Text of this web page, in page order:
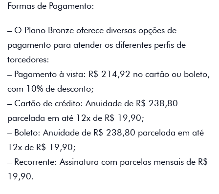
Formas de Pagamento:
– O Plano Bronze oferece diversas opções de
pagamento para atender os diferentes perfis de
torcedores:
– Pagamento à vista: R$ 214,92 no cartão ou boleto,
com 10% de desconto;
– Cartão de crédito: Anuidade de R$ 238,80
parcelada em até 12x de R$ 19,90;
– Boleto: Anuidade de R$ 238,80 parcelada em até
12x de R$ 19,90;
– Recorrente: Assinatura com parcelas mensais de R$
19,90.